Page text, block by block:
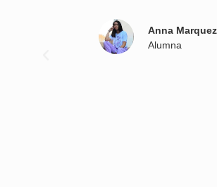
Anna Marquez
Alumna